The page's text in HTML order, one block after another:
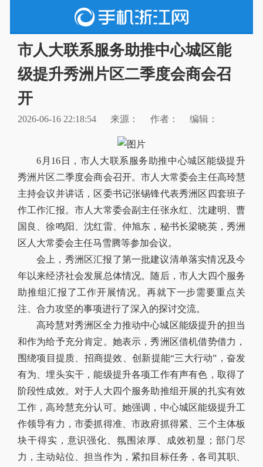
市人大联系服务助推中心城区能
级提升秀洲片区二季度会商会召
开
2026-06-16 22:18:54 来源： 作者： 编辑：
6月16日，市人大联系服务助推中心城区能级提升
秀洲片区二季度会商会召开。市人大常委会主任高玲慧
主持会议并讲话，区委书记张锡锋代表秀洲区四套班子
作工作汇报。市人大常委会副主任张永红、沈建明、曹
国良、徐鸣阳、沈红雷、仲旭东，秘书长梁晓英，秀洲
区人大常委会主任马雪腾等参加会议。
会上，秀洲区汇报了第一批建议清单落实情况及今
年以来经济社会发展总体情况。随后，市人大四个服务
助推组汇报了工作开展情况。再就下一步需要重点关
注、合力攻坚的事项进行了深入的探讨交流。
高玲慧对秀洲区全力推动中心城区能级提升的担当
和作为给予充分肯定。她表示，秀洲区借机借势借力，
围绕项目提质、招商提效、创新提能“三大行动”，奋发
有为、埋头实干，能级提升各项工作有声有色，取得了
阶段性成效。对于人大四个服务助推组开展的扎实有效
工作，高玲慧充分认可。她强调，中心城区能级提升工
作领导有力，市委抓得准、市政府抓得紧、三个主体板
块干得实，意识强化、氛围浓厚、成效初显；部门尽
力，主动站位、担当作为，紧扣目标任务，各司其职、